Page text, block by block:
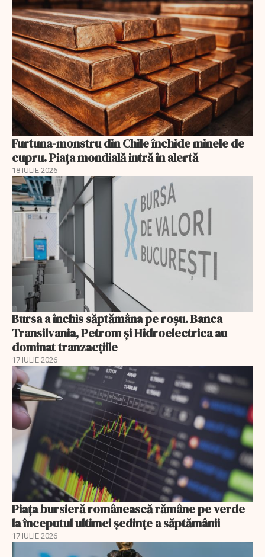
Furtuna-monstru din Chile închide minele de
cupru. Piața mondială intră în alertă
18 IULIE 2026
Bursa a închis săptămâna pe roșu. Banca
Transilvania, Petrom și Hidroelectrica au
dominat tranzacțiile
17 IULIE 2026
Piața bursieră românească rămâne pe verde
la începutul ultimei ședințe a săptămânii
17 IULIE 2026